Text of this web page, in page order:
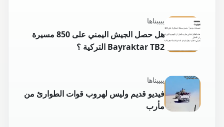
يبيبناها
هل حصل الجيش اليمني على 850 مسيرة
Bayraktar TB2 التركية ؟
يبيبناها
فيديو قديم وليس لهروب قوات الطوارئ من
مأرب